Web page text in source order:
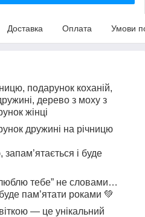
Доставка Оплата Умови
подарунок коханій,
дерево з моху з
жінці
дружині на річницю
і буде
люблю тебе” не словами…
пам’ятати роками 💚
— це унікальний